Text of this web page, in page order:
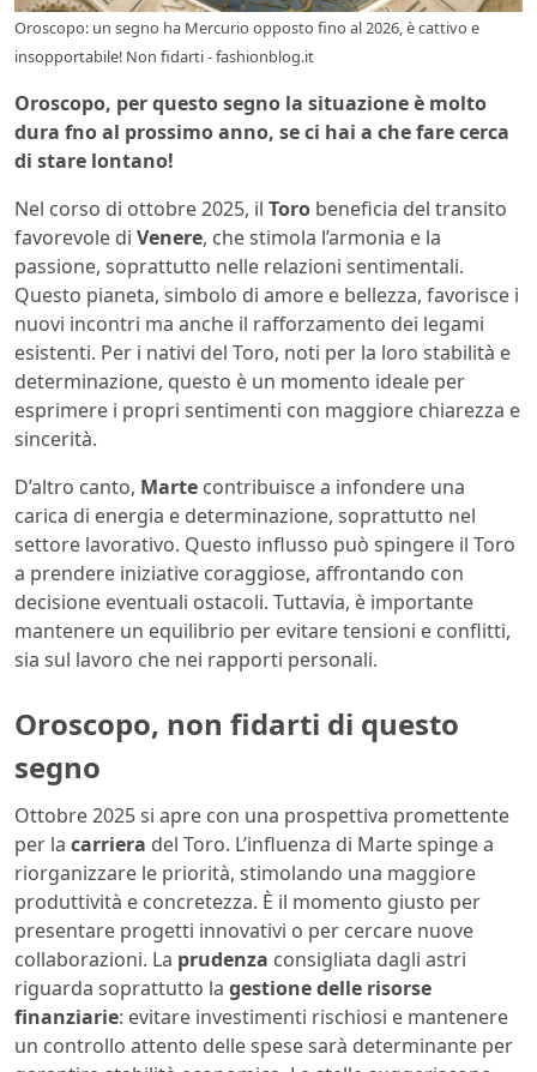
Oroscopo: un segno ha Mercurio opposto fino al 2026, è cattivo e
insopportabile! Non fidarti - fashionblog.it
Oroscopo, per questo segno la situazione è molto
dura fno al prossimo anno, se ci hai a che fare cerca
di stare lontano!
Nel corso di ottobre 2025, il Toro beneficia del transito
favorevole di Venere, che stimola l’armonia e la
passione, soprattutto nelle relazioni sentimentali.
Questo pianeta, simbolo di amore e bellezza, favorisce i
nuovi incontri ma anche il rafforzamento dei legami
esistenti. Per i nativi del Toro, noti per la loro stabilità e
determinazione, questo è un momento ideale per
esprimere i propri sentimenti con maggiore chiarezza e
sincerità.
D’altro canto, Marte contribuisce a infondere una
carica di energia e determinazione, soprattutto nel
settore lavorativo. Questo influsso può spingere il Toro
a prendere iniziative coraggiose, affrontando con
decisione eventuali ostacoli. Tuttavia, è importante
mantenere un equilibrio per evitare tensioni e conflitti,
sia sul lavoro che nei rapporti personali.
Oroscopo, non fidarti di questo
segno
Ottobre 2025 si apre con una prospettiva promettente
per la carriera del Toro. L’influenza di Marte spinge a
riorganizzare le priorità, stimolando una maggiore
produttività e concretezza. È il momento giusto per
presentare progetti innovativi o per cercare nuove
collaborazioni. La prudenza consigliata dagli astri
riguarda soprattutto la gestione delle risorse
finanziarie: evitare investimenti rischiosi e mantenere
un controllo attento delle spese sarà determinante per